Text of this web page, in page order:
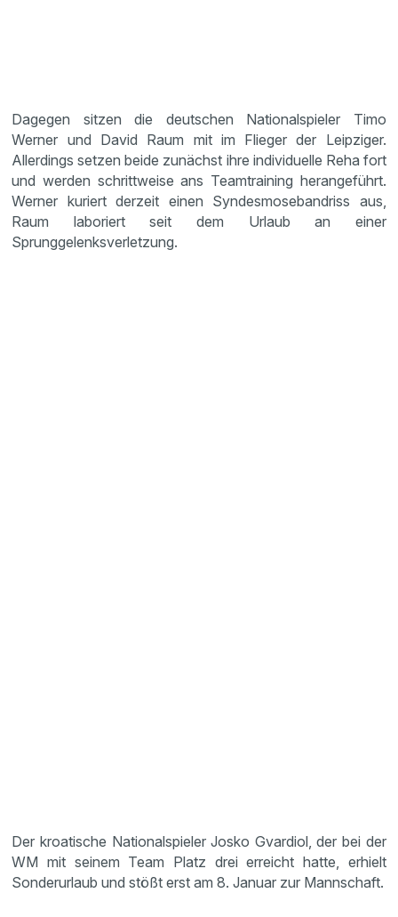
Dagegen sitzen die deutschen Nationalspieler Timo
Werner und David Raum mit im Flieger der Leipziger.
Allerdings setzen beide zunächst ihre individuelle Reha fort
und werden schrittweise ans Teamtraining herangeführt.
Werner kuriert derzeit einen Syndesmosebandriss aus,
Raum laboriert seit dem Urlaub an einer
Sprunggelenksverletzung.
Der kroatische Nationalspieler Josko Gvardiol, der bei der
WM mit seinem Team Platz drei erreicht hatte, erhielt
Sonderurlaub und stößt erst am 8. Januar zur Mannschaft.